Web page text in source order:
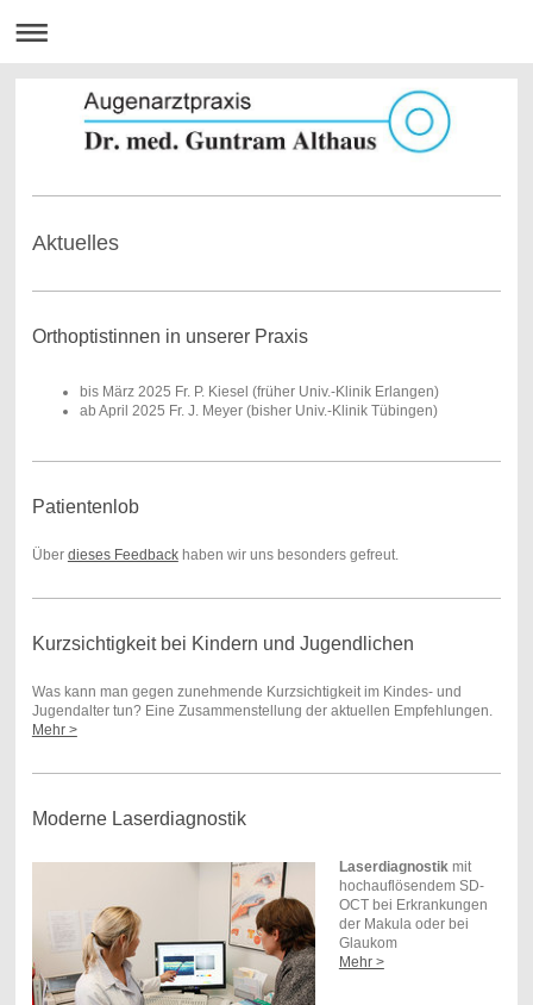
Aktuelles
Orthoptistinnen in unserer Praxis
​bis März 2025 Fr. P. Kiesel (früher Univ.-Klinik Erlangen)
ab April 2025 Fr. J. Meyer (bisher Univ.-Klinik Tübingen)
Patientenlob
Über dieses Feedbackhaben wir uns besonders gefreut.
Kurzsichtigkeit bei Kindern und Jugendlichen
Was kann man gegen zunehmende Kurzsichtigkeit im Kindes- und
Jugendalter tun? Eine Zusammenstellung der aktuellen Empfehlungen.
Mehr >
Moderne Laserdiagnostik
Laserdiagnostikmit
hochauflösendem SD-
OCT bei Erkrankungen
der Makula oder bei
Glaukom
Mehr >